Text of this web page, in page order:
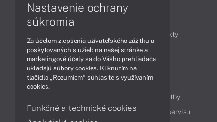
Produkty
Technológie
Videá
Obsah
Možnosti doručenia a platby
Podpora a servis
Servisné služby Cenník servisu
Nastavenie ochrany
súkromia
Za účelom zlepšenia užívateľského zážitku a
poskytovaných služieb na našej stránke a
marketingové účely sa do Vášho prehliadača
ukladajú súbory cookies. Kliknutím na
tlačidlo „Rozumiem“ súhlasíte s využívaním
cookies.
Funkčné a technické cookies